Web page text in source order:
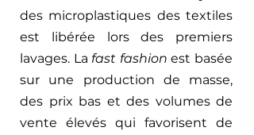
des microplastiques des textiles
est libérée lors des premiers
lavages. La fast fashion est basée
sur une production de masse,
des prix bas et des volumes de
vente élevés qui favorisent de